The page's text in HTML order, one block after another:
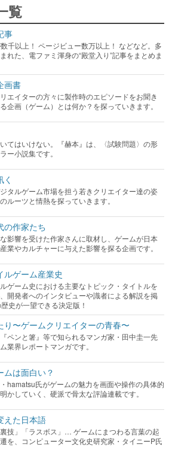
覧
事
千以上！ ページビュー数万以上！ などなど。多
れた、電ファミ渾身の“殿堂入り”記事をまとめま
画書
エイターの方々に製作時のエピソードをお聞き
企画（ゲーム）とは何か？を探っていきます。
てはいけない。『赫本』は、〈試験問題〉の形
ー小説集です。
タルゲーム市場を担う若きクリエイター達の姿
ルーツと情熱を探っていきます。
の作家たち
影響を受けた作家さんに取材し、ゲームが日本
業やカルチャーに与えた影響を探る企画です。
ルゲーム産業史
ゲーム史における主要なトピック・タイトルを
開発者へのインタビューや識者による解説を掲
史が一望できる決定版！
り〜ゲームクリエイターの青春〜
『ペンと箸』等で知られるマンガ家・田中圭一先
業界レポートマンガです。
ムは面白い？
hamatsu氏がゲームの魅力を画面や操作の具体的
かしていく、硬派で骨太な評論連載です。
えた日本語
裏技」「ラスボス」… ゲームにまつわる言葉の起
を、コンピューター文化史研究家・タイニーP氏